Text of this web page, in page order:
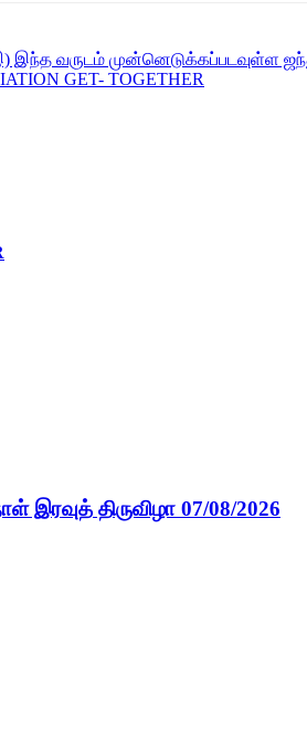
வருடம் முன்னெடுக்கப்படவுள்ள
GET- TOGETHER
திருவிழா 07/08/2026